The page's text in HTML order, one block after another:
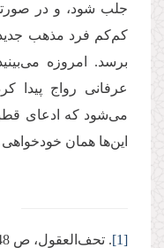
جلب شود، و در
کم‌کم فرد مذهب
برسد. امروزه
عرفانی رواج پیدا
می‌شود که ادعای
این‌ها همان
[1]. تحف‌العقول، ص 48.